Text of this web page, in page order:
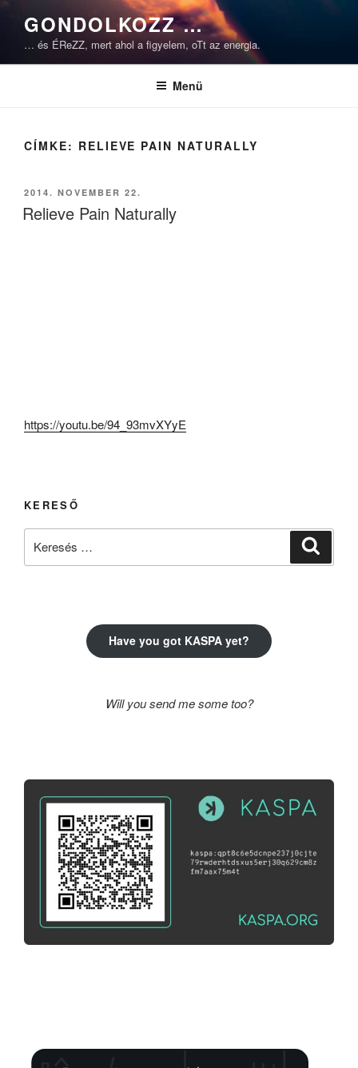
Tartalomhoz
GONDOLKOZZ …
… és ÉReZZ, mert ahol a figyelem, oTt az energia.
Menü
CÍMKE: RELIEVE PAIN NATURALLY
BEKÜLDVE:
2014. NOVEMBER 22.
Relieve Pain Naturally
https://youtu.be/94_93mvXYyE
KERESŐ
Have you got KASPA yet?
Will you send me some too?